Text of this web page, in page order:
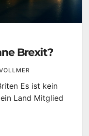
Brexit?
Es ist kein
Land Mitglied